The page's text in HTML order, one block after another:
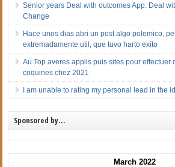
Senior years Deal with outcomes App: Deal
Change
Hace unos dias abri un post algo polemico,
extremadamente util, que tuvo harto exito
Au Top averes applis puis sites pour effectuer
coquines chez 2021
I am unable to rating my personal lead in the
Sponsored by…
March 2022